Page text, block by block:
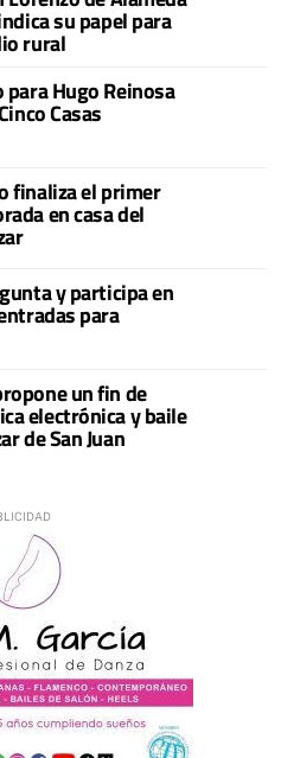
su papel para
rural
Hugo Reinosa
Casas
finaliza el primer
en casa del
y participa en
para
un fin de
electrónica y baile
de San Juan